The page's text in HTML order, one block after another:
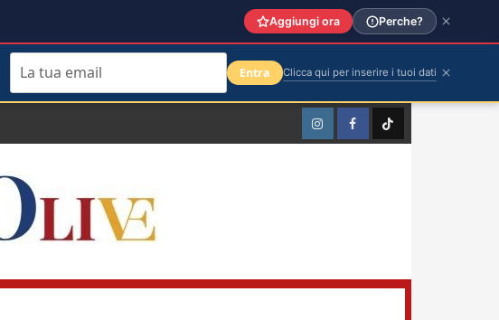
InstagramFacebookTikTok
Aggiungi ora Perche?
Entra Clicca qui per inserire i tuoi dati